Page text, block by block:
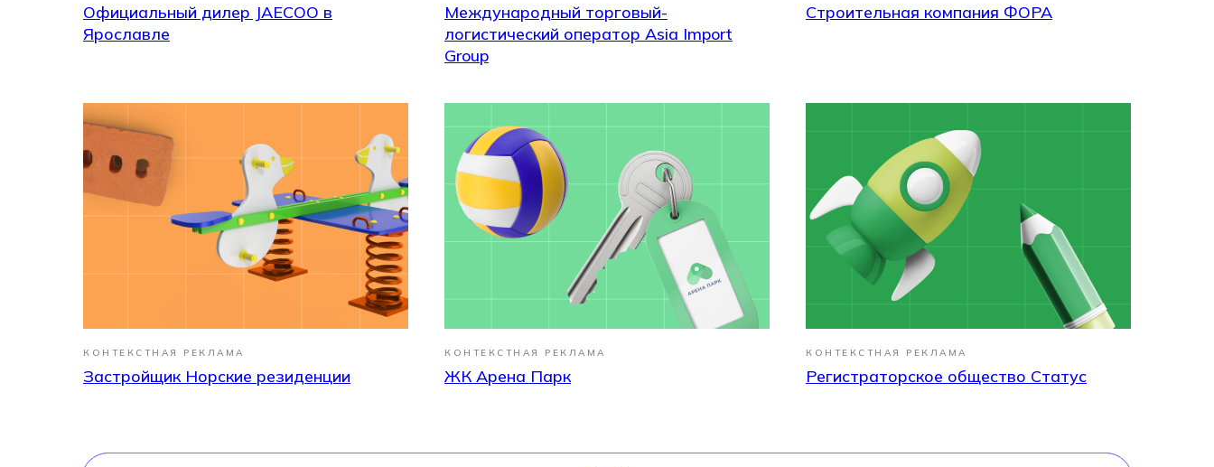
Официальный дилер JAECOO в
Ярославле
Международный торговый-
логистический оператор Asia Import
Group
Строительная компания ФОРА
КОНТЕКСТНАЯ РЕКЛАМА
Застройщик Норские резиденции
КОНТЕКСТНАЯ РЕКЛАМА
ЖК Арена Парк
КОНТЕКСТНАЯ РЕКЛАМА
Регистраторское общество Статус
Есть идея?
Обсудим
Расскажите о проекте и задайте вопросы
— мы скоро ответим